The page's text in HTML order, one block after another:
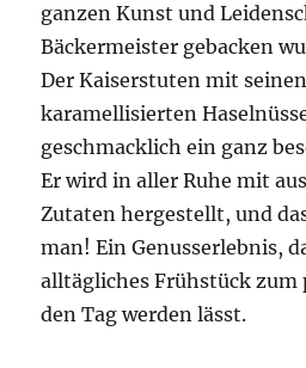
ganzen Kunst und
Bäckermeister gebacken
Der Kaiserstuten mit
karamellisierten
geschmacklich ein ganz
Er wird in aller Ruhe mit
Zutaten hergestellt, und
man! Ein Genusserlebnis,
alltägliches Frühstück zum
den Tag werden lässt.